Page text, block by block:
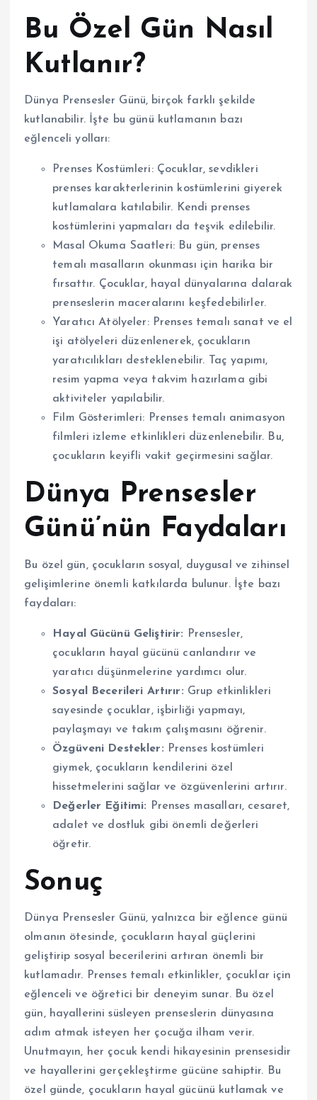
Bu Özel Gün Nasıl
Kutlanır?
Dünya Prensesler Günü, birçok farklı şekilde
kutlanabilir. İşte bu günü kutlamanın bazı
eğlenceli yolları:
Prenses Kostümleri: Çocuklar, sevdikleri
prenses karakterlerinin kostümlerini giyerek
kutlamalara katılabilir. Kendi prenses
kostümlerini yapmaları da teşvik edilebilir.
Masal Okuma Saatleri: Bu gün, prenses
temalı masalların okunması için harika bir
fırsattır. Çocuklar, hayal dünyalarına dalarak
prenseslerin maceralarını keşfedebilirler.
Yaratıcı Atölyeler: Prenses temalı sanat ve el
işi atölyeleri düzenlenerek, çocukların
yaratıcılıkları desteklenebilir. Taç yapımı,
resim yapma veya takvim hazırlama gibi
aktiviteler yapılabilir.
Film Gösterimleri: Prenses temalı animasyon
filmleri izleme etkinlikleri düzenlenebilir. Bu,
çocukların keyifli vakit geçirmesini sağlar.
Dünya Prensesler
Günü’nün Faydaları
Bu özel gün, çocukların sosyal, duygusal ve zihinsel
gelişimlerine önemli katkılarda bulunur. İşte bazı
faydaları:
Hayal Gücünü Geliştirir: Prensesler,
çocukların hayal gücünü canlandırır ve
yaratıcı düşünmelerine yardımcı olur.
Sosyal Becerileri Artırır: Grup etkinlikleri
sayesinde çocuklar, işbirliği yapmayı,
paylaşmayı ve takım çalışmasını öğrenir.
Özgüveni Destekler: Prenses kostümleri
giymek, çocukların kendilerini özel
hissetmelerini sağlar ve özgüvenlerini artırır.
Değerler Eğitimi: Prenses masalları, cesaret,
adalet ve dostluk gibi önemli değerleri
öğretir.
Sonuç
Dünya Prensesler Günü, yalnızca bir eğlence günü
olmanın ötesinde, çocukların hayal güçlerini
geliştirip sosyal becerilerini artıran önemli bir
kutlamadır. Prenses temalı etkinlikler, çocuklar için
eğlenceli ve öğretici bir deneyim sunar. Bu özel
gün, hayallerini süsleyen prenseslerin dünyasına
adım atmak isteyen her çocuğa ilham verir.
Unutmayın, her çocuk kendi hikayesinin prensesidir
ve hayallerini gerçekleştirme gücüne sahiptir. Bu
özel günde, çocukların hayal gücünü kutlamak ve